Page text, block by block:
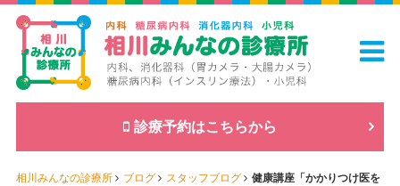
診療予約はこちらから
相川みんなの診療所 ブログ スタッフブログ
健康講座「かかりつけ医を